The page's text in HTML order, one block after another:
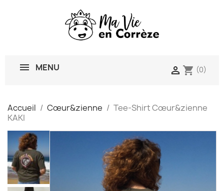
MENU  shopping_cart (0)
Accueil Cœur&zienne
Tee-Shirt Cœur&zienne
KAKI